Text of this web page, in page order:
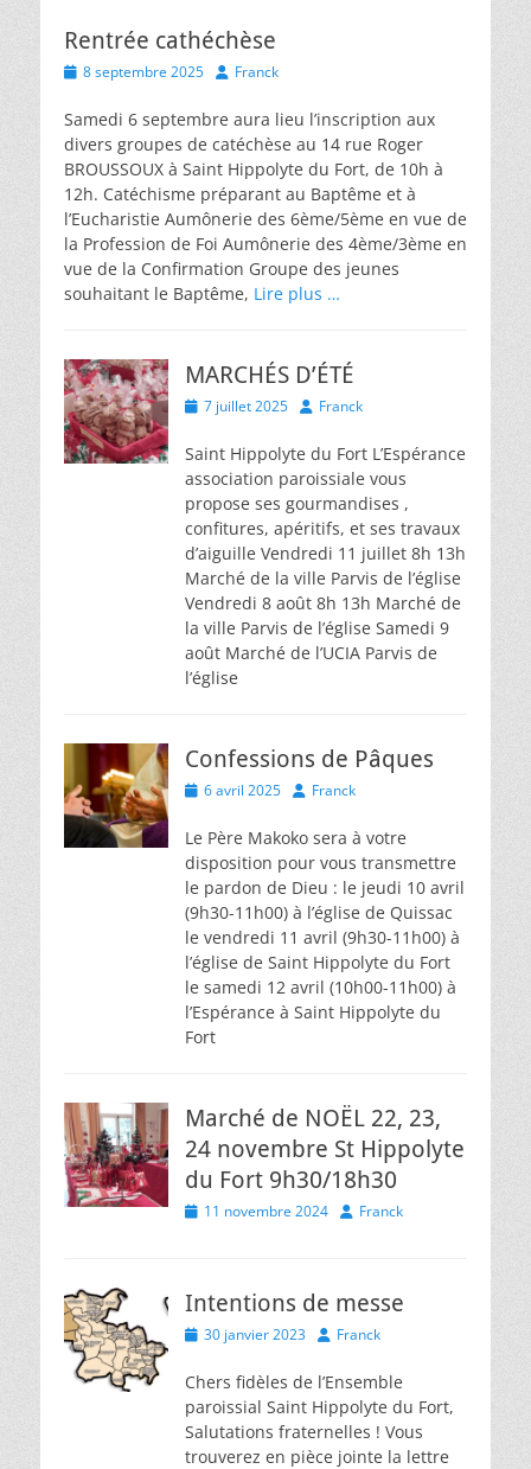
Rentrée cathéchèse
Posted
8 septembre 2025 AuthorFranck
Samedi 6 septembre aura lieu l’inscription aux
divers groupes de catéchèse au 14 rue Roger
BROUSSOUX à Saint Hippolyte du Fort, de 10h à
12h. Catéchisme préparant au Baptême et à
l’Eucharistie Aumônerie des 6ème/5ème en vue de
la Profession de Foi Aumônerie des 4ème/3ème en
vue de la Confirmation Groupe des jeunes
souhaitant le Baptême, Lire plus …
MARCHÉS D’ÉTÉ
Posted7 juillet 2025 AuthorFranck
Saint Hippolyte du Fort L’Espérance
association paroissiale vous
propose ses gourmandises ,
confitures, apéritifs, et ses travaux
d’aiguille Vendredi 11 juillet 8h 13h
Marché de la ville Parvis de l’église
Vendredi 8 août 8h 13h Marché de
la ville Parvis de l’église Samedi 9
août Marché de l’UCIA Parvis de
l’église
Confessions de Pâques
Posted
6 avril 2025 AuthorFranck
Le Père Makoko sera à votre
disposition pour vous transmettre
le pardon de Dieu : le jeudi 10 avril
(9h30-11h00) à l’église de Quissac
le vendredi 11 avril (9h30-11h00) à
l’église de Saint Hippolyte du Fort
le samedi 12 avril (10h00-11h00) à
l’Espérance à Saint Hippolyte du
Fort
Marché de NOËL 22, 23,
24 novembre St Hippolyte
du Fort 9h30/18h30
Posted11 novembre 2024 AuthorFranck
Intentions de messe
Posted
30 janvier 2023 AuthorFranck
Chers fidèles de l’Ensemble
paroissial Saint Hippolyte du Fort,
Salutations fraternelles ! Vous
trouverez en pièce jointe la lettre